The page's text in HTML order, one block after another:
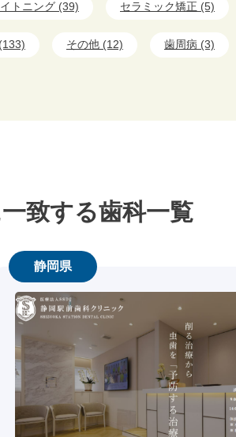
トニング (39) セラミック矯正 (5)
その他 (12) 歯周病 (3)
致する歯科一覧
静岡県